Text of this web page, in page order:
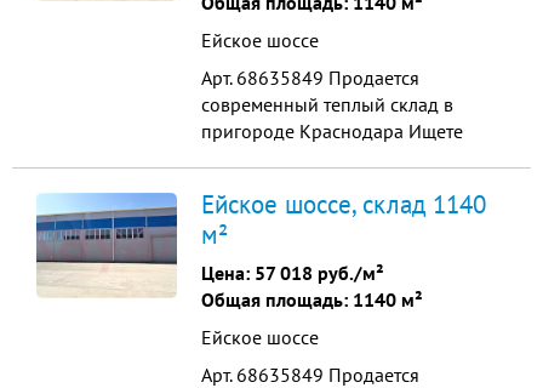
Ейское шоссе
Арт. 68635849 Продается
современный теплый склад в
пригороде Краснодара Ищете
отличное предложение для вас!
Продается склад площадью 1140
м², расположенный всего в 500
метрах от Ейского шоссе, в станице
на...
Ейское шоссе, склад 1140
м²
Цена: 57 018 руб./м²
Общая площадь: 1140 м²
Ейское шоссе
Арт. 68635849 Продается